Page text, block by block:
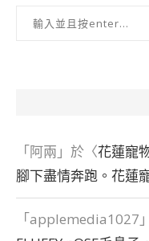
「阿兩 」於〈花蓮寵
腳下盡情奔跑。花蓮
「applemedia1027